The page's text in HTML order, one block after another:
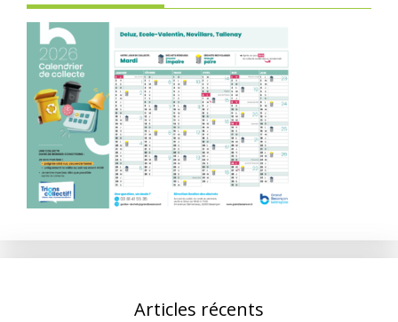
Articles récents